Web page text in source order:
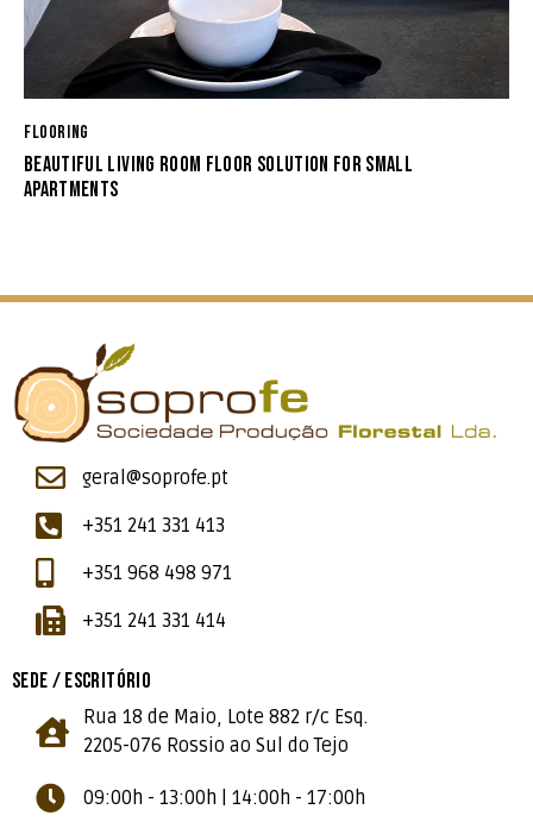
FLOORING
BEAUTIFUL LIVING ROOM FLOOR SOLUTION FOR SMALL
APARTMENTS
geral@soprofe.pt
+351 241 331 413
+351 968 498 971
+351 241 331 414
SEDE / ESCRITÓRIO
Rua 18 de Maio, Lote 882 r/c Esq.
2205-076 Rossio ao Sul do Tejo
09:00h - 13:00h | 14:00h - 17:00h